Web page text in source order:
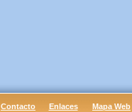
Contacto Enlaces Mapa Web